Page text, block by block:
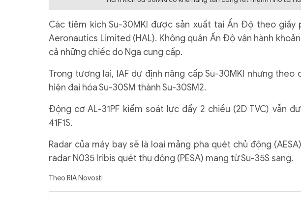
Các tiêm kích Su-30MKI được sản xuất tại Ấn Độ theo giấy
Aeronautics Limited (HAL). Không quân Ấn Độ vận hành
cả những chiếc do Nga cung cấp.
Trong tương lai, IAF dự định nâng cấp Su-30MKI nhưng
hiện đại hóa Su-30SM thành Su-30SM2.
Động cơ AL-31PF kiểm soát lực đẩy 2 chiều (2D TVC) vẫn
41F1S.
Radar của máy bay sẽ là loại mảng pha quét chủ động
radar N035 Iribis quét thụ động (PESA) mang từ Su-35S sang.
Theo RIA Novosti